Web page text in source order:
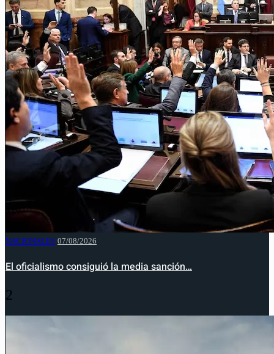
NACIONALES 07/08/2026
El oficialismo consiguió la media sanción…
2